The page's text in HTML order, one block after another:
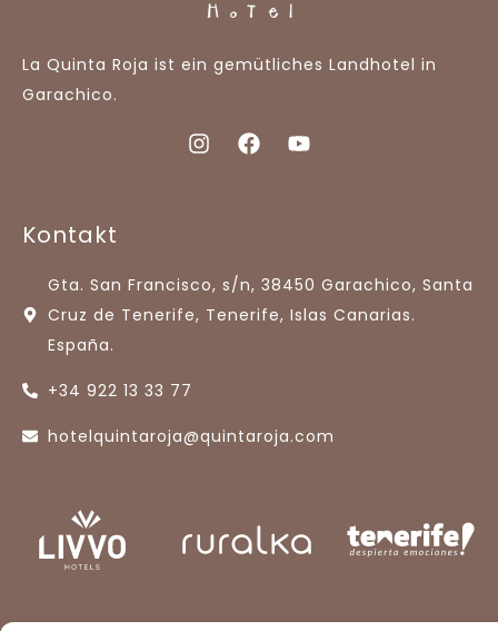
La Quinta Roja ist ein gemütliches Landhotel in
Garachico.
Kontakt
Gta. San Francisco, s/n, 38450 Garachico, Santa
Cruz de Tenerife, Tenerife, Islas Canarias.
España.
+34 922 13 33 77
hotelquintaroja@quintaroja.com